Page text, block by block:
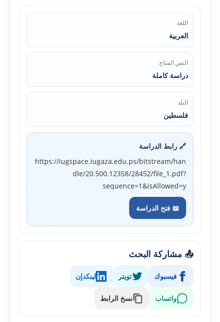
اللغة
العربية
النص المتاح
دراسة كاملة
البلد
فلسطين
🔗 رابط الدراسة
https://iugspace.iugaza.edu.ps/bitstream/han
dle/20.500.12358/28452/file_1.pdf?
sequence=1&isAllowed=y
📖 فتح الدراسة
📤 مشاركة البحث
فيسبوك تويتر لينكدإن
واتساب نسخ الرابط